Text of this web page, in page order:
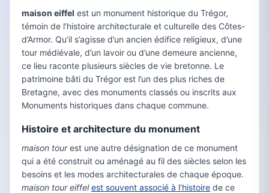
maison eiffel est un monument historique du Trégor,
témoin de l’histoire architecturale et culturelle des Côtes-
d’Armor. Qu’il s’agisse d’un ancien édifice religieux, d’une
tour médiévale, d’un lavoir ou d’une demeure ancienne,
ce lieu raconte plusieurs siècles de vie bretonne. Le
patrimoine bâti du Trégor est l’un des plus riches de
Bretagne, avec des monuments classés ou inscrits aux
Monuments historiques dans chaque commune.
Histoire et architecture du monument
maison tourest une autre désignation de ce monument
qui a été construit ou aménagé au fil des siècles selon les
besoins et les modes architecturales de chaque époque.
maison tour eiffel est souvent associé à l’histoire de ce